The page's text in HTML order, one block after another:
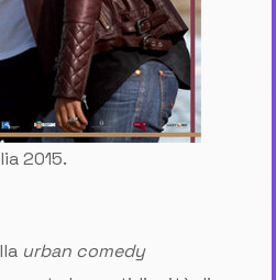
2015.
urban comedy